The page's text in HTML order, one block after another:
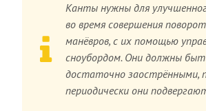
Канты нужны для
во время совершения
манёвров, с их помощью
сноубордом. Они должны
достаточно заострёнными,
периодически они